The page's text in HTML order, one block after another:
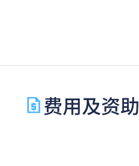
费用及资助